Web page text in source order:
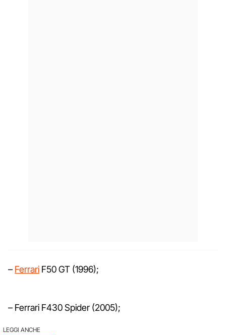
– Ferrari F50 GT (1996);
– Ferrari F430 Spider (2005);
LEGGI ANCHE